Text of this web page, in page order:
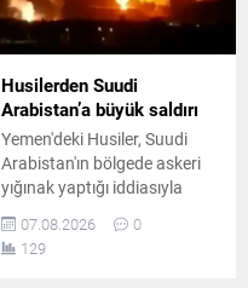
Husilerden Suudi
Arabistan’a büyük saldırı
Yemen'deki Husiler, Suudi
Arabistan'ın bölgede askeri
yığınak yaptığı iddiasıyla
hükümete bağlı kamplara
balistik füze ve İHA'larla
saldırı düzenlediğini
07.08.2026
0
129